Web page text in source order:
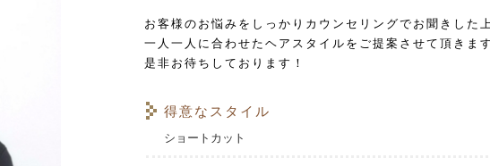
お客様のお悩みをしっかりカウンセリングでお聞きした
一人一人に合わせたヘアスタイルをご提案させて頂きます
是非お待ちしております！
得意なスタイル
ショートカット